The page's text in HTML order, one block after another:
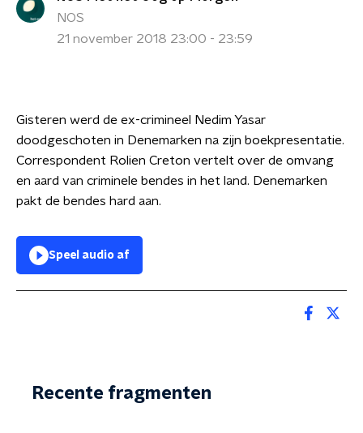
NOS
21 november 2018 23:00 - 23:59
Gisteren werd de ex-crimineel Nedim Yasar
doodgeschoten in Denemarken na zijn boekpresentatie.
Correspondent Rolien Creton vertelt over de omvang
en aard van criminele bendes in het land. Denemarken
pakt de bendes hard aan.
Speel audio af
Recente fragmenten